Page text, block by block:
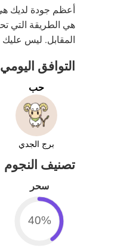
أعظم جودة لديك
هي الطريقة التي
المقابل. ليس
التوافق اليومي
حب
برج الجدي
تصنيف النجوم
سحر
40%